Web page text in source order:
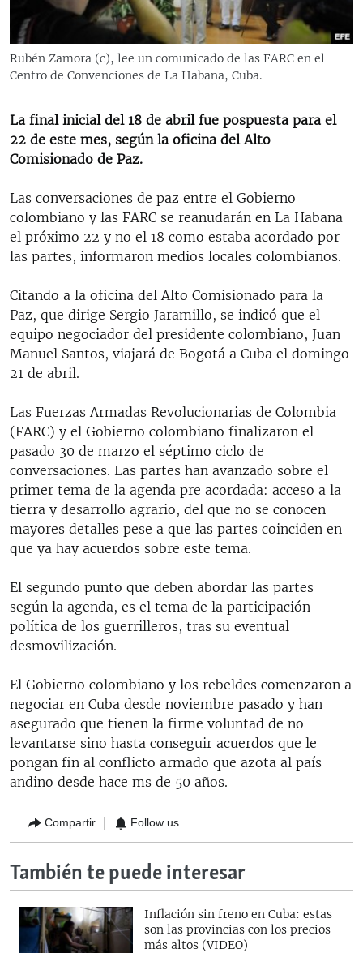
RADIO MARTÍ
ESPECIALES
ESPECIALES
SER VIEJO EN CUBA
KENTU-CUBANO
DESINFORMACIÓN RUSA EN AMÉRICA LATINA
LA INVASIÓN DE RUSIA A UCRANIA
MULTIMEDIA
SÍGUENOS
Rubén Zamora (c), lee un comunicado de las FARC en el
Centro de Convenciones de La Habana, Cuba.
La final inicial del 18 de abril fue pospuesta para el
22 de este mes, según la oficina del Alto
Comisionado de Paz.
Las conversaciones de paz entre el Gobierno
colombiano y las FARC se reanudarán en La Habana
el próximo 22 y no el 18 como estaba acordado por
las partes, informaron medios locales colombianos.
Citando a la oficina del Alto Comisionado para la
Paz, que dirige Sergio Jaramillo, se indicó que el
equipo negociador del presidente colombiano, Juan
Manuel Santos, viajará de Bogotá a Cuba el domingo
21 de abril.
Las Fuerzas Armadas Revolucionarias de Colombia
(FARC) y el Gobierno colombiano finalizaron el
pasado 30 de marzo el séptimo ciclo de
conversaciones. Las partes han avanzado sobre el
primer tema de la agenda pre acordada: acceso a la
tierra y desarrollo agrario, del que no se conocen
mayores detalles pese a que las partes coinciden en
que ya hay acuerdos sobre este tema.
El segundo punto que deben abordar las partes
según la agenda, es el tema de la participación
política de los guerrilleros, tras su eventual
desmovilización.
El Gobierno colombiano y los rebeldes comenzaron a
negociar en Cuba desde noviembre pasado y han
asegurado que tienen la firme voluntad de no
levantarse sino hasta conseguir acuerdos que le
pongan fin al conflicto armado que azota al país
andino desde hace ms de 50 años.
Compartir Follow us
También te puede interesar
Inflación sin freno en Cuba: estas
son las provincias con los precios
más altos (VIDEO)